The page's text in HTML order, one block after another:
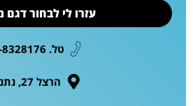
עזרו לי לבחור דגם
טל. 09-8328176
הרצל 27, נתניה